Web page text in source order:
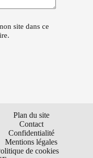
site dans ce
Plan du site
Contact
Confidentialité
Mentions légales
de cookies